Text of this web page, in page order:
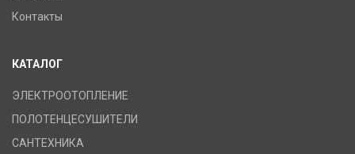
Контакты
КАТАЛОГ
ЭЛЕКТРООТОПЛЕНИЕ
ПОЛОТЕНЦЕСУШИТЕЛИ
САНТЕХНИКА